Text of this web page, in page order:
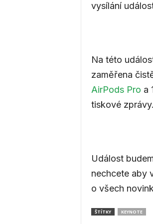
vysílání
Na této
zaměřena
AirPods Pro a
tiskové zprávy.
Událost
nechcete aby
o všech
ŠTÍTKY KEYNOTE